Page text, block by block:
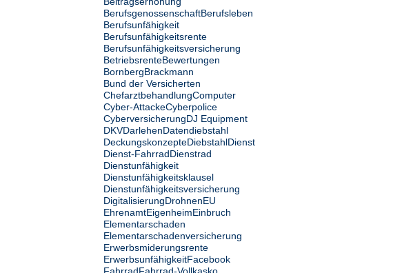
BerufsgenossenschaftBerufsleben
Berufsunfähigkeit
Berufsunfähigkeitsrente
Berufsunfähigkeitsversicherung
BetriebsrenteBewertungen
BornbergBrackmann
Bund der Versicherten
ChefarztbehandlungComputer
Cyber-AttackeCyberpolice
CyberversicherungDJ Equipment
DKVDarlehenDatendiebstahl
DeckungskonzepteDiebstahlDienst
Dienst-FahrradDienstrad
Dienstunfähigkeit
Dienstunfähigkeitsklausel
Dienstunfähigkeitsversicherung
DigitalisierungDrohnenEU
EhrenamtEigenheimEinbruch
Elementarschaden
Elementarschadenversicherung
Erwerbsmiderungsrente
ErwerbsunfähigkeitFacebook
FahrradFahrrad-Vollkasko